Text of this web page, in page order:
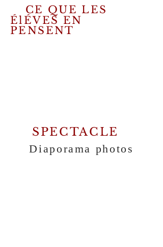
CE QUE LES
ÉlÉVES EN
PENSENT
SPECTACLE
Diaporama photos